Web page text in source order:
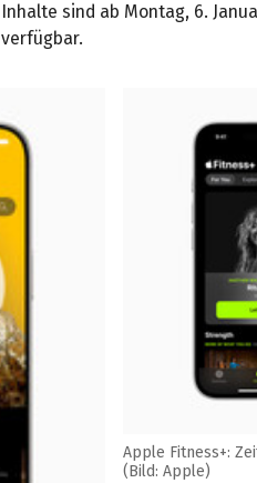
sind ab Montag, 6.
Apple Fitness+:
(Bild: Apple)